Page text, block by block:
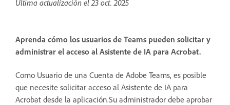
Última actualización el23 oct. 2025
Aprenda cómo los usuarios de Teams pueden solicitar y
administrar el acceso al Asistente de IA para Acrobat.
Como Usuario de una Cuenta de Adobe Teams, es posible
que necesite solicitar acceso al Asistente de IA para
Acrobat desde la aplicación.Su administrador debe aprobar